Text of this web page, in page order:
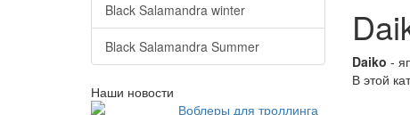
Black Salamandra winter
Black Salamandra Summer
Наши новости
Воблеры для троллинга
Daiko -
В этой